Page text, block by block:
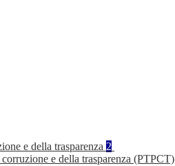
e della trasparenza 2
e della trasparenza (PTPCT)